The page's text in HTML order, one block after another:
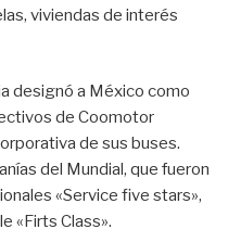
viviendas de interés
designó a México como
de Coomotor
de sus buses.
del Mundial, que fueron
«Service five stars»,
«Firts Class».